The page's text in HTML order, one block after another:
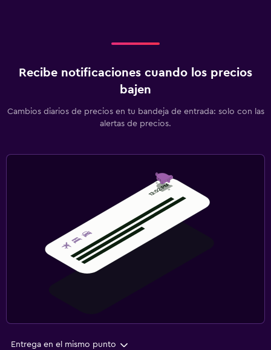
Recibe notificaciones cuando los precios
bajen
Cambios diarios de precios en tu bandeja de entrada: solo con las
alertas de precios.
Entrega en el mismo punto